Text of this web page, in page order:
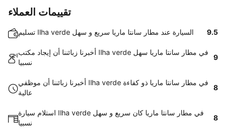
تقييمات العملاء
تسليم Ilha verde السيارة عند مطار سانتا ماريا سريع و سهل 9.5
أخبرنا زبائننا أن إيجاد مكتب Ilha verde في مطار سانتا ماريا سهل
نسبيا
9
أخبرنا زبائننا أن موظفي Ilha verde في مطار سانتا ماريا ذو كفاءة
عالية
8
استلام سيارة Ilha verde في مطار سانتا ماريا كان سريع و سهل
نسبيا
8